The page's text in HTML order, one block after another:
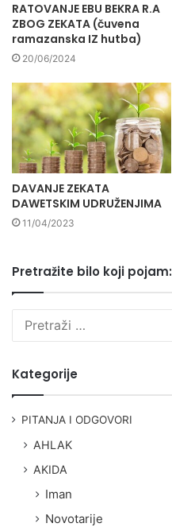
RATOVANJE EBU BEKRA R.A
ZBOG ZEKATA (čuvena
ramazanska IZ hutba)
20/06/2024
DAVANJE ZEKATA
DAWETSKIM UDRUŽENJIMA
11/04/2023
Pretražite bilo koji pojam:
Kategorije
PITANJA I ODGOVORI
AHLAK
AKIDA
Iman
Novotarije